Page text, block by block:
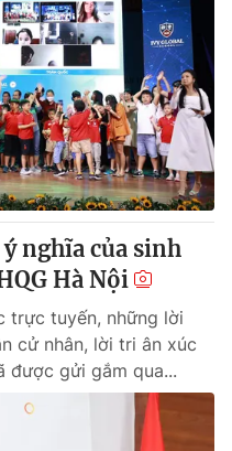
nghĩa của sinh
Hà Nội
trực tuyến, những lời
cử nhân, lời tri ân xúc
được gửi gắm qua...